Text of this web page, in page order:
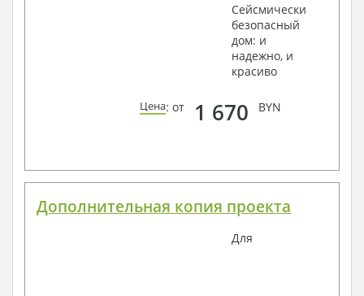
Сейсмически
безопасный
дом: и
надежно, и
красиво
Цена: от 1 670 BYN
Дополнительная копия проекта
Для